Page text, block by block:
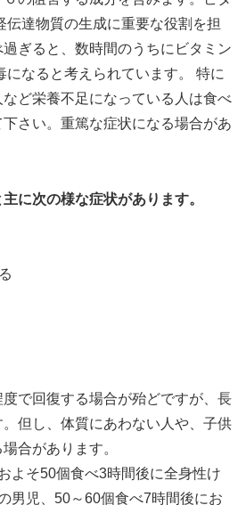
伝達物質の生成に重要な役割を担
ぎると、数時間のうちにビタミン
になると考えられています。 特に
ど栄養不足になっている人は食べ
さい。重篤な症状になる場合があ
に次の様な症状があります。
で回復する場合が殆どですが、長
。但し、体質にあわない人や、子供
合があります。
よそ50個食べ3時間後に全身性け
男児、50～60個食べ7時間後にお